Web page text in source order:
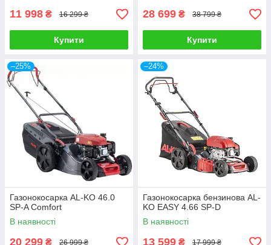
11 998 ₴ 16 299 ₴
Купити
28 699 ₴ 38 799 ₴
Купити
–25%
Газонокосарка AL-KO 46.0
SP-A Comfort
В наявності
20 299 ₴ 26 999 ₴
–24%
Газонокосарка бензинова AL-
KO EASY 4.66 SP-D
В наявності
13 599 ₴ 17 999 ₴